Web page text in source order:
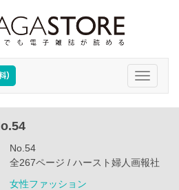
Toggle
No.54
全267ページ / ハースト婦人画報社
女性ファッション